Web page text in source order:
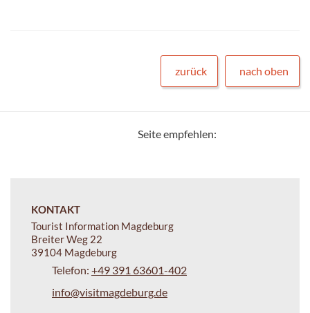
zurück nach oben
Seite empfehlen:
KONTAKT
Tourist Information Magdeburg
Breiter Weg 22
39104 Magdeburg
Telefon: +49 391 63601-402
info@visitmagdeburg.de